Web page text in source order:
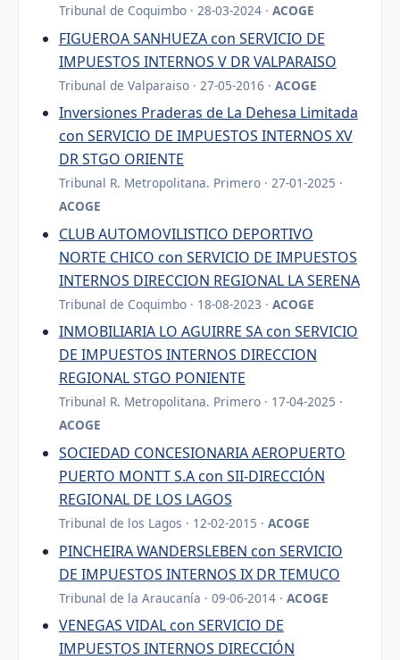
Tribunal de Coquimbo · 28-03-2024 · ACOGE
FIGUEROA SANHUEZA con SERVICIO DE
IMPUESTOS INTERNOS V DR VALPARAISO
Tribunal de Valparaiso · 27-05-2016 · ACOGE
Inversiones Praderas de La Dehesa Limitada
con SERVICIO DE IMPUESTOS INTERNOS XV
DR STGO ORIENTE
Tribunal R. Metropolitana. Primero · 27-01-2025 ·
ACOGE
CLUB AUTOMOVILISTICO DEPORTIVO
NORTE CHICO con SERVICIO DE IMPUESTOS
INTERNOS DIRECCION REGIONAL LA SERENA
Tribunal de Coquimbo · 18-08-2023 · ACOGE
INMOBILIARIA LO AGUIRRE SA con SERVICIO
DE IMPUESTOS INTERNOS DIRECCION
REGIONAL STGO PONIENTE
Tribunal R. Metropolitana. Primero · 17-04-2025 ·
ACOGE
SOCIEDAD CONCESIONARIA AEROPUERTO
PUERTO MONTT S.A con SII-DIRECCIÓN
REGIONAL DE LOS LAGOS
Tribunal de los Lagos · 12-02-2015 · ACOGE
PINCHEIRA WANDERSLEBEN con SERVICIO
DE IMPUESTOS INTERNOS IX DR TEMUCO
Tribunal de la Araucanía · 09-06-2014 · ACOGE
VENEGAS VIDAL con SERVICIO DE
IMPUESTOS INTERNOS DIRECCIÓN